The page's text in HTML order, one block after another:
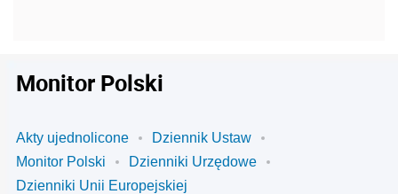
Monitor Polski
Akty ujednolicone
Dziennik Ustaw
Monitor Polski
Dzienniki Urzędowe
Dzienniki Unii Europejskiej